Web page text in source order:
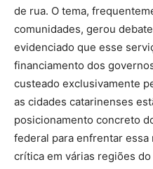
de rua. O tema,
comunidades, gerou
evidenciado que esse
financiamento dos
custeado exclusivamente
as cidades catarinenses
posicionamento concreto
federal para enfrentar
crítica em várias regiões do